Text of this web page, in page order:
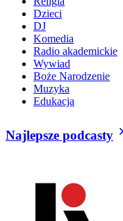
Dzieci
DJ
Komedia
Radio akademickie
Wywiad
Boże Narodzenie
Muzyka
Edukacja
Najlepsze podcasty